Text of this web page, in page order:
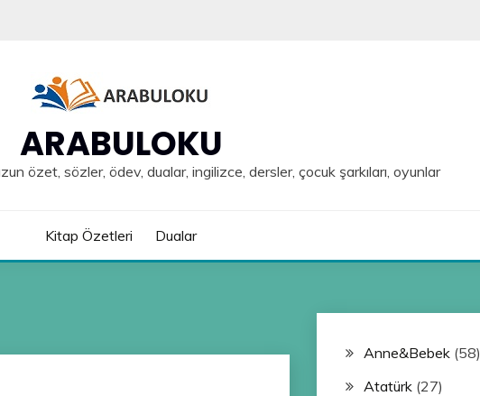
ARABULOKU
özet, sözler, ödev, dualar, ingilizce, dersler, çocuk şarkıları, oyunlar
Kitap Özetleri Dualar
Anne&Bebek(58)
Atatürk(27)